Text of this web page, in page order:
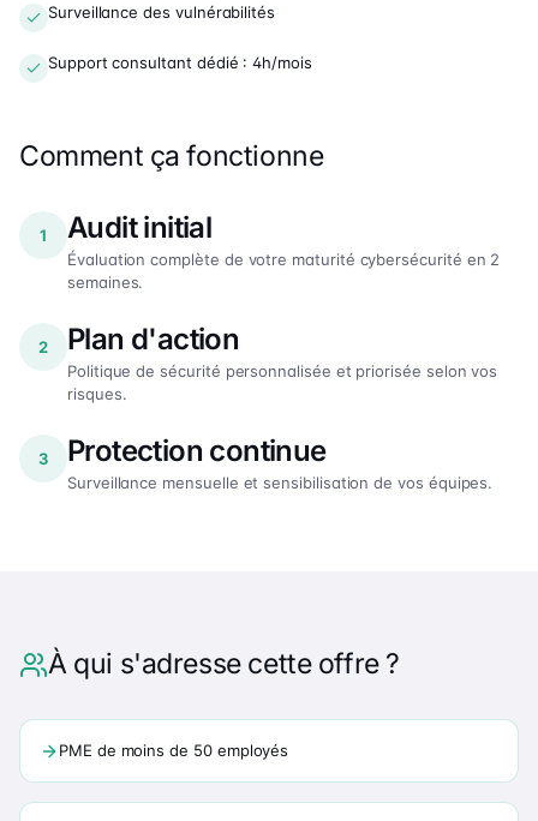
Surveillance des vulnérabilités
Support consultant dédié : 4h/mois
Comment ça fonctionne
1 Audit initial
Évaluation complète de votre maturité cybersécurité en 2
semaines.
2 Plan d'action
Politique de sécurité personnalisée et priorisée selon vos
risques.
3 Protection continue
Surveillance mensuelle et sensibilisation de vos équipes.
À qui s'adresse cette offre ?
PME de moins de 50 employés